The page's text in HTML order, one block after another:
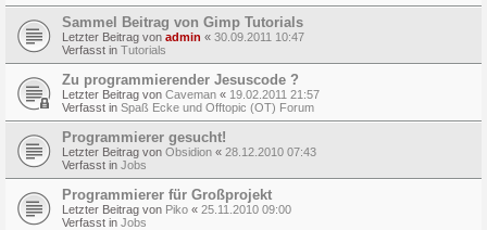
Sammel Beitrag von Gimp Tutorials
Letzter Beitrag von admin « 30.09.2011 10:47
Verfasst in Tutorials
Zu programmierender Jesuscode ?
Letzter Beitrag von Caveman « 19.02.2011 21:57
Verfasst in Spaß Ecke und Offtopic (OT) Forum
Programmierer gesucht!
Letzter Beitrag von Obsidion « 28.12.2010 07:43
Verfasst in Jobs
Programmierer für Großprojekt
Letzter Beitrag von Piko « 25.11.2010 09:00
Verfasst in Jobs